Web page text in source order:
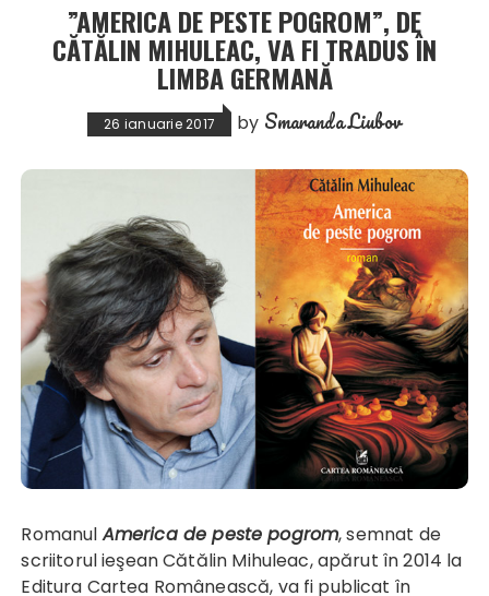
”AMERICA DE PESTE POGROM”, DE
CĂTĂLIN MIHULEAC, VA FI TRADUS ÎN
LIMBA GERMANĂ
26 ianuarie 2017 by Smaranda Liubov
RomanulAmerica de peste pogrom, semnat de
scriitorul ieşean Cătălin Mihuleac, apărut în 2014 la
Editura Cartea Românească, va fi publicat în